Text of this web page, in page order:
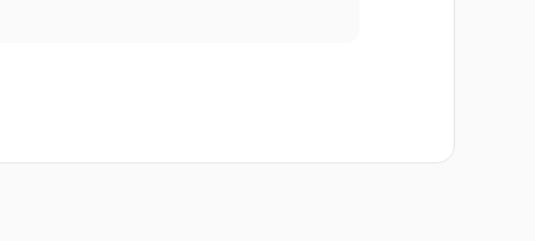
post copre cosa è cambiato,